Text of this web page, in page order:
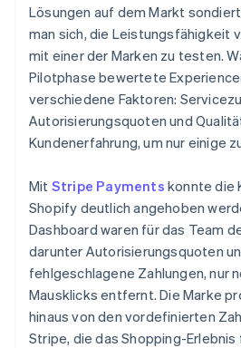
Lösungen auf dem Markt
man sich, die Leistungsfähigkeit
mit einer der Marken zu testen.
Pilotphase bewertete
verschiedene Faktoren:
Autorisierungsquoten und
Kundenerfahrung, um nur einige
Mit Stripe Payments konnte die
Shopify deutlich angehoben
Dashboard waren für das Team
darunter Autorisierungsquoten
fehlgeschlagene Zahlungen, nur
Mausklicks entfernt. Die Marke
hinaus von den vordefinierten
Stripe, die das Shopping-